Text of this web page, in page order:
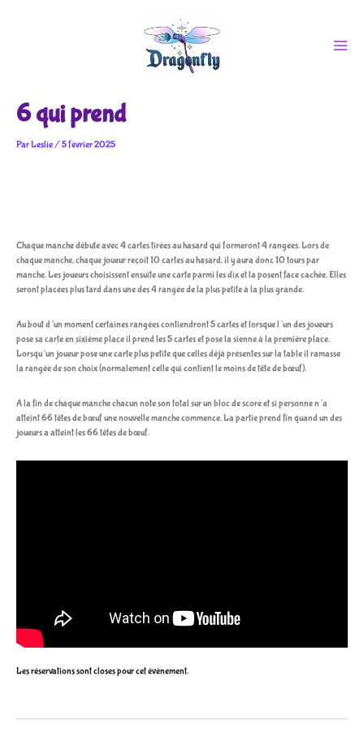
6 qui prend
ParLeslie/5 février 2025
Chaque manche débute avec 4 cartes tirées au hasard qui formeront 4 rangées. Lors de
chaque manche, chaque joueur reçoit 10 cartes au hasard, il y aura donc 10 tours par
manche. Les joueurs choisissent ensuite une carte parmi les dix et la posent face cachée. Elles
seront placées plus tard dans une des 4 rangée de la plus petite à la plus grande.
Au bout d’un moment certaines rangées contiendront 5 cartes et lorsque l’un des joueurs
pose sa carte en sixième place il prend les 5 cartes et pose la sienne à la première place.
Lorsqu’un joueur pose une carte plus petite que celles déjà présentes sur la table il ramasse
la rangée de son choix (normalement celle qui contient le moins de tête de bœuf).
A la fin de chaque manche chacun note son total sur un bloc de score et si personne n’a
atteint 66 têtes de bœuf une nouvelle manche commence. La partie prend fin quand un des
joueurs a atteint les 66 têtes de bœuf.
Les réservations sont closes pour cet évènement.